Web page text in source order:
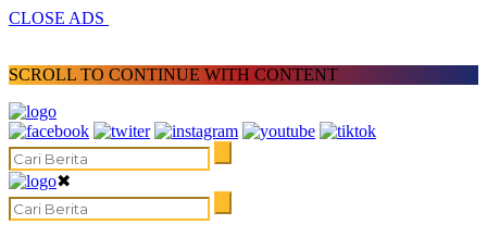
CLOSE ADS
SCROLL TO CONTINUE WITH CONTENT
✖